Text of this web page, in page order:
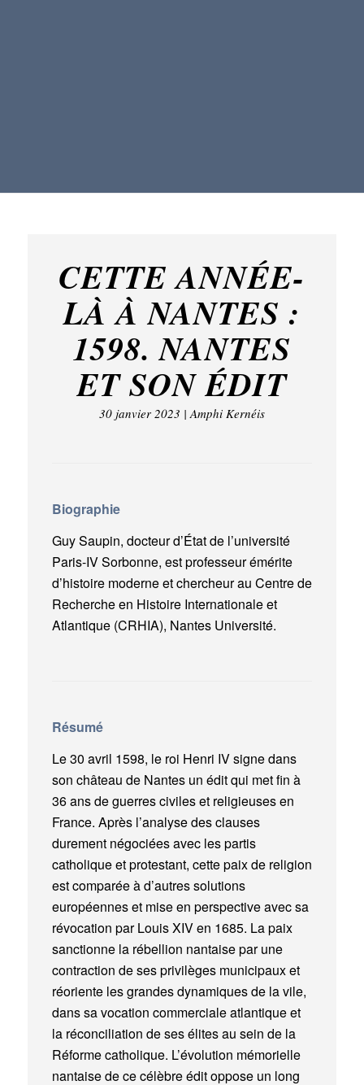
CETTE ANNÉE-
LÀ À NANTES :
1598. NANTES
ET SON ÉDIT
30 janvier 2023 | Amphi Kernéis
Biographie
Guy Saupin, docteur d’État de l’université
Paris-IV Sorbonne, est professeur émérite
d’histoire moderne et chercheur au Centre de
Recherche en Histoire Internationale et
Atlantique (CRHIA), Nantes Université.
Résumé
Le 30 avril 1598, le roi Henri IV signe dans
son château de Nantes un édit qui met fin à
36 ans de guerres civiles et religieuses en
France. Après l’analyse des clauses
durement négociées avec les partis
catholique et protestant, cette paix de religion
est comparée à d’autres solutions
européennes et mise en perspective avec sa
révocation par Louis XIV en 1685. La paix
sanctionne la rébellion nantaise par une
contraction de ses privilèges municipaux et
réoriente les grandes dynamiques de la vile,
dans sa vocation commerciale atlantique et
la réconciliation de ses élites au sein de la
Réforme catholique. L’évolution mémorielle
nantaise de ce célèbre édit oppose un long